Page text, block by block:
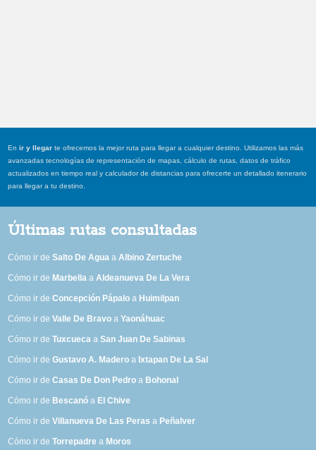
Enir y llegar te ofrecemos la mejor ruta para llegar a cualquier destino. Utilizamos las más
avanzadas tecnologías de representación de mapas, cálculo de rutas, datos de tráfico
actualizados en tiempo real y calculador de distancias para ofrecerte un detallado itenerario
para llegar a tu destino.
Últimas rutas consultadas
Cómo ir deSalto De Agua aAlbino Zertuche
Cómo ir de Marbella aAldeanueva De La Vera
Cómo ir deConcepción Pápalo a Huimilpan
Cómo ir deValle De Bravo aYaonáhuac
Cómo ir deTuxcueca aSan Juan De Sabinas
Cómo ir deGustavo A. Madero a Ixtapan De La Sal
Cómo ir deCasas De Don Pedro a Bohonal
Cómo ir de Bescanó a El Chive
Cómo ir deVillanueva De Las Peras a Peñalver
Cómo ir deTorrepadre a Moros